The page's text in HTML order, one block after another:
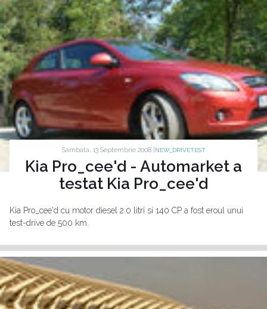
Sambata, 13 Septembrie 2008 | NEW_DRIVETEST
Kia Pro_cee'd - Automarket a
testat Kia Pro_cee'd
Kia Pro_cee'd cu motor diesel 2.0 litri si 140 CP a fost eroul unui
test-drive de 500 km.